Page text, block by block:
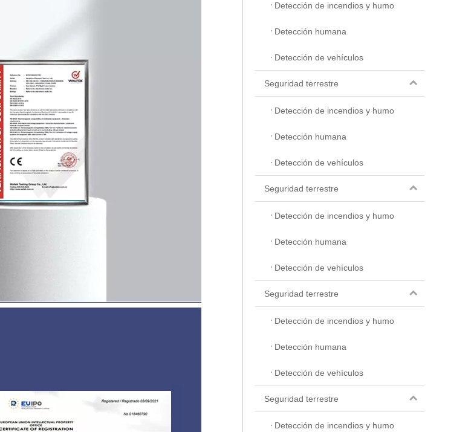
Detección de incendios y humo
Detección humana
Detección de vehículos
Seguridad terrestre
Detección de incendios y humo
Detección humana
Detección de vehículos
Seguridad terrestre
Detección de incendios y humo
Detección humana
Detección de vehículos
Seguridad terrestre
Detección de incendios y humo
Detección humana
Detección de vehículos
Seguridad terrestre
Detección de incendios y humo